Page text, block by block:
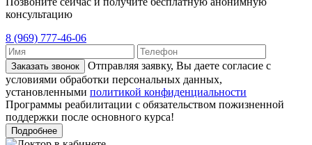
консультацию
8 (969) 777-46-06
Заказать звонок
Отправляя заявку, Вы даете согласие с
условиями обработки персональных данных,
установленными политикой конфиденциальности
Программы реабилитации с обязательством пожизненной
поддержки после основного курса!
Подробнее